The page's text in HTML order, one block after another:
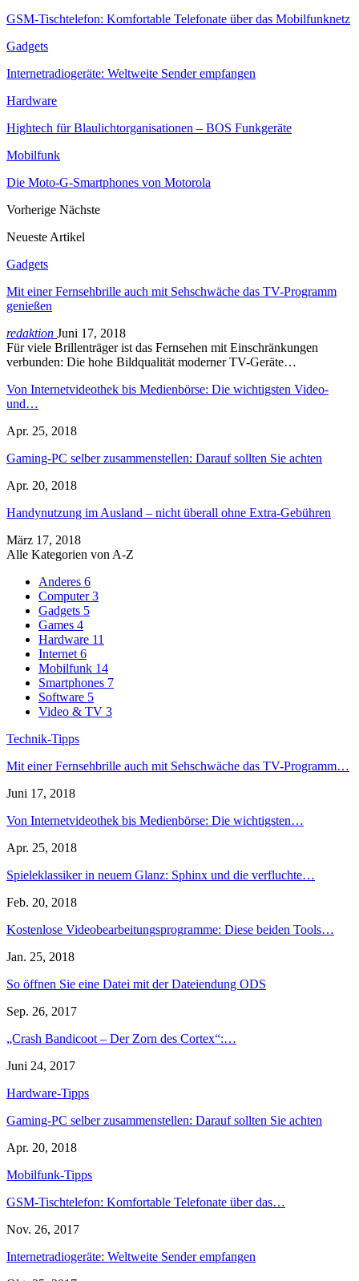
GSM-Tischtelefon: Komfortable Telefonate über das Mobilfunknetz
Gadgets
Internetradiogeräte: Weltweite Sender empfangen
Hardware
Hightech für Blaulichtorganisationen – BOS Funkgeräte
Mobilfunk
Die Moto-G-Smartphones von Motorola
Vorherige Nächste
Neueste Artikel
Gadgets
Mit einer Fernsehbrille auch mit Sehschwäche das TV-Programm
genießen
redaktion Juni 17, 2018
Für viele Brillenträger ist das Fernsehen mit Einschränkungen
verbunden: Die hohe Bildqualität moderner TV-Geräte…
Von Internetvideothek bis Medienbörse: Die wichtigsten Video-
und…
Apr. 25, 2018
Gaming-PC selber zusammenstellen: Darauf sollten Sie achten
Apr. 20, 2018
Handynutzung im Ausland – nicht überall ohne Extra-Gebühren
März 17, 2018
Alle Kategorien von A-Z
Anderes 6
Computer3
Gadgets 5
Games 4
Hardware 11
Internet6
Mobilfunk 14
Smartphones 7
Software 5
Video & TV 3
Technik-Tipps
Mit einer Fernsehbrille auch mit Sehschwäche das TV-Programm…
Juni 17, 2018
Von Internetvideothek bis Medienbörse: Die wichtigsten…
Apr. 25, 2018
Spieleklassiker in neuem Glanz: Sphinx und die verfluchte…
Feb. 20, 2018
Kostenlose Videobearbeitungsprogramme: Diese beiden Tools…
Jan. 25, 2018
So öffnen Sie eine Datei mit der Dateiendung ODS
Sep. 26, 2017
„Crash Bandicoot – Der Zorn des Cortex“:…
Juni 24, 2017
Hardware-Tipps
Gaming-PC selber zusammenstellen: Darauf sollten Sie achten
Apr. 20, 2018
Mobilfunk-Tipps
GSM-Tischtelefon: Komfortable Telefonate über das…
Nov. 26, 2017
Internetradiogeräte: Weltweite Sender empfangen